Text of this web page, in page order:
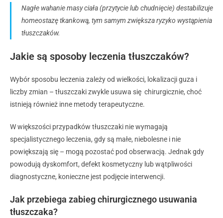
Nagłe wahanie masy ciała (przytycie lub chudnięcie) destabilizuje
homeostazę tkankową, tym samym zwiększa ryzyko wystąpienia
tłuszczaków.
Jakie są sposoby leczenia tłuszczaków?
Wybór sposobu leczenia zależy od wielkości, lokalizacji guza i
liczby zmian – tłuszczaki zwykle usuwa się chirurgicznie, choć
istnieją również inne metody terapeutyczne.
W większości przypadków tłuszczaki nie wymagają
specjalistycznego leczenia, gdy są małe, niebolesne i nie
powiększają się – mogą pozostać pod obserwacją. Jednak gdy
powodują dyskomfort, defekt kosmetyczny lub wątpliwości
diagnostyczne, konieczne jest podjęcie interwencji.
Jak przebiega zabieg chirurgicznego usuwania
tłuszczaka?